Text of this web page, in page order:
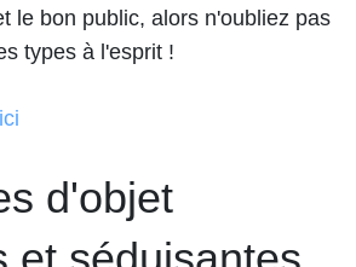
le bon public, alors n'oubliez pas
types à l'esprit !
d'objet